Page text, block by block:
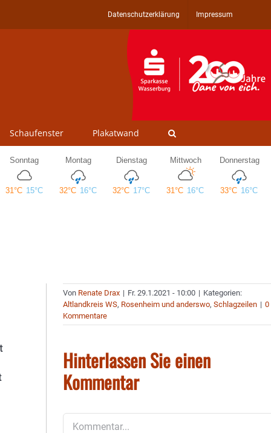
Datenschutzerklärung Impressum
Schaufenster Plakatwand
Von Renate Drax | Fr. 29.1.2021 - 10:00 | Kategorien:
Altlandkreis WS, Rosenheim und anderswo,Schlagzeilen | 0
Kommentare
Hinterlassen Sie einen
Kommentar